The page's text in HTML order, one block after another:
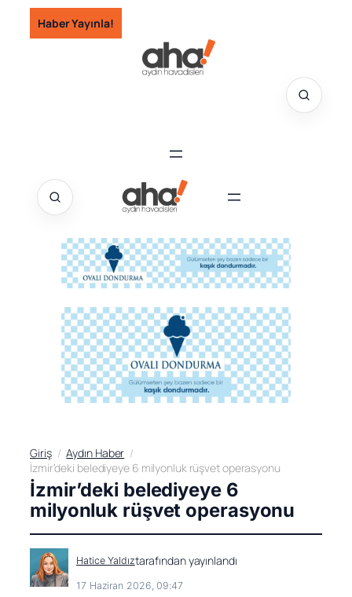
İçeriğe
geç
Haber Yayınla!
Giriş
Aydın Haber
İzmir’deki belediyeye 6 milyonluk rüşvet operasyonu
İzmir’deki belediyeye 6
milyonluk rüşvet operasyonu
Hatice Yaldıztarafından yayınlandı
17 Haziran 2026, 09:47